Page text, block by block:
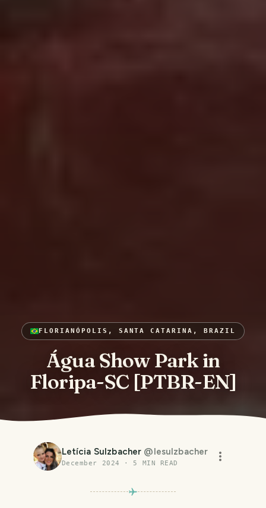
FLORIANÓPOLIS, SANTA CATARINA, BRAZIL
Água Show Park in
Floripa-SC [PTBR-EN]
Letícia Sulzbacher @lesulzbacher
December 2024 ·5 MIN READ